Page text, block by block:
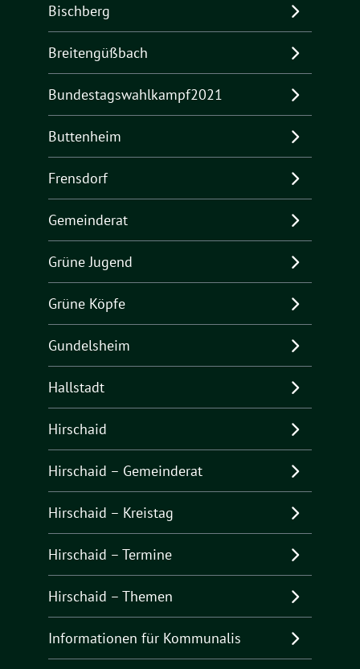
Bischberg
Breitengüßbach
Bundestagswahlkampf2021
Buttenheim
Frensdorf
Gemeinderat
Grüne Jugend
Grüne Köpfe
Gundelsheim
Hallstadt
Hirschaid
Hirschaid – Gemeinderat
Hirschaid – Kreistag
Hirschaid – Termine
Hirschaid – Themen
Informationen für Kommunalis